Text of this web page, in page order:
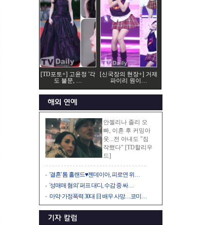
[TD포토+] 고윤정 '각
도 불문, …
[신국장의 현장+] 거제
파이리 원이…
안젤리나 졸리 오
빠, 이혼 후 커밍아
웃...전 아내도 "짐
작했다" [TD할리우
드]
'결혼' 톰 홀랜드♥젠데이아, 피로연 위…
'성매매 혐의' 퍼프 대디, 수감 중 싸…
마약·가정폭력 30대 日 배우 사망…코미…